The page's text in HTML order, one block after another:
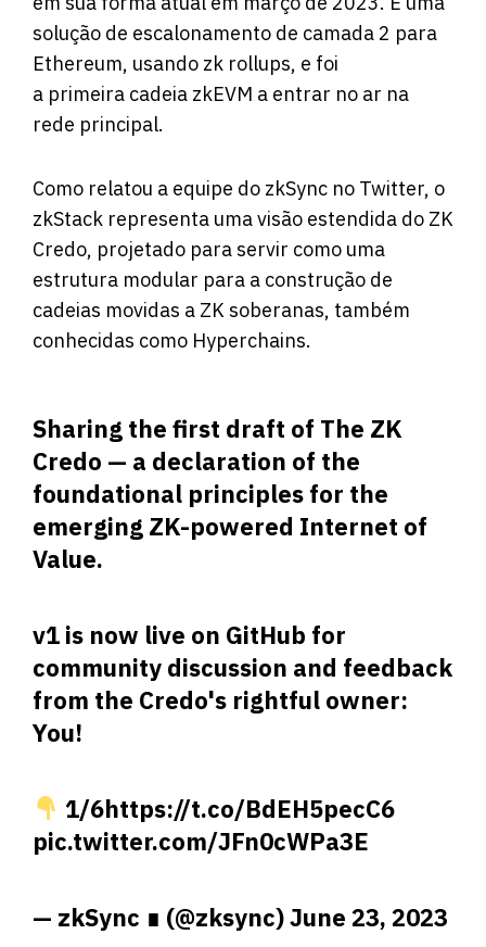
solução de escalonamento de camada 2 para
Ethereum, usando zk rollups, e foi
a primeira cadeia zkEVM a entrar no ar na
rede principal.
Como relatou a equipe do zkSync no Twitter, o
zkStack representa uma visão estendida do ZK
Credo, projetado para servir como uma
estrutura modular para a construção de
cadeias movidas a ZK soberanas, também
conhecidas como Hyperchains.
Sharing the first draft of The ZK
Credo — a declaration of the
foundational principles for the
emerging ZK-powered Internet of
Value.
v1 is now live on GitHub for
community discussion and feedback
from the Credo's rightful owner:
You!
1/6https://t.co/BdEH5pecC6
pic.twitter.com/JFn0cWPa3E
— zkSync ∎ (@zksync)June 23, 2023